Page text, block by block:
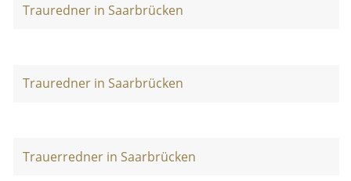
Trauredner in Saarbrücken
Trauredner in Saarbrücken
Trauerredner in Saarbrücken